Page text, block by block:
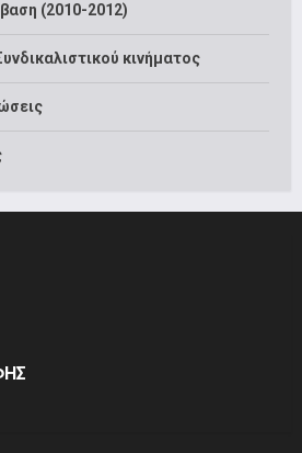
(2010-2012)
κινήματος